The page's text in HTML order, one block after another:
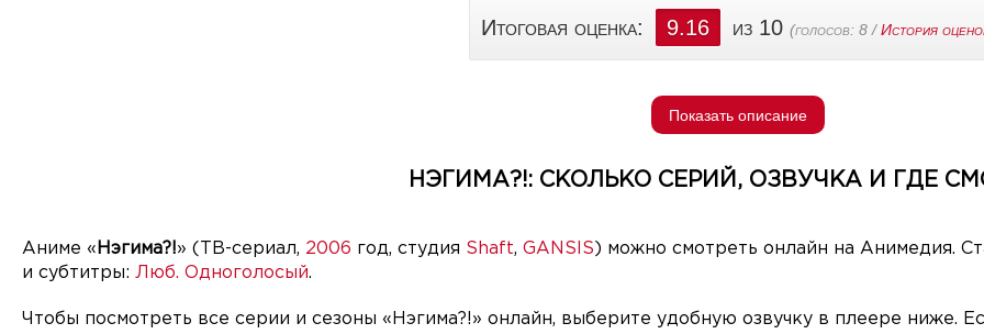
Итоговая оценка: 9.16 из 10 (голосов: 8 /История
Показать описание
НЭГИМА?!: СКОЛЬКО СЕРИЙ, ОЗВУЧКА И ГДЕ
Аниме « Нэгима?!» (ТВ-сериал, 2006 год, студия Shaft, GANSIS ) можно смотреть онлайн на Анимедия.
и субтитры: Люб. Одноголосый.
Чтобы посмотреть все серии и сезоны «Нэгима?!» онлайн, выберите удобную озвучку в плеере ниже.